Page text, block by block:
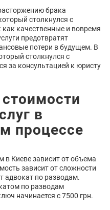
брака
столкнулся с
качественные и вовремя
предотвратят
потери в будущем. В
столкнулся с
за консультацией к юристу
в
процессе
в Киеве зависит от объема
зависит от сложности
адвокат по разводам.
по разводам
начинается с 7500 грн.